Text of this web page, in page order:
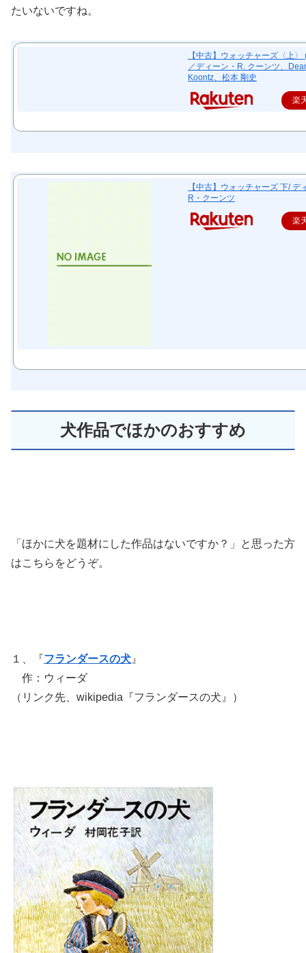
たいないですね。
【中古】ウォッチャーズ〈上〉
／ディーン・R. クーンツ、
Koontz、松本 剛史
楽
【中古】ウォッチャーズ 下/ デ
R・クーンツ
楽
犬作品でほかのおすすめ
「ほかに犬を題材にした作品はないですか？」と思った方
はこちらをどうぞ。
１、『フランダースの犬 』
作：ウィーダ
（リンク先、wikipedia『フランダースの犬』）